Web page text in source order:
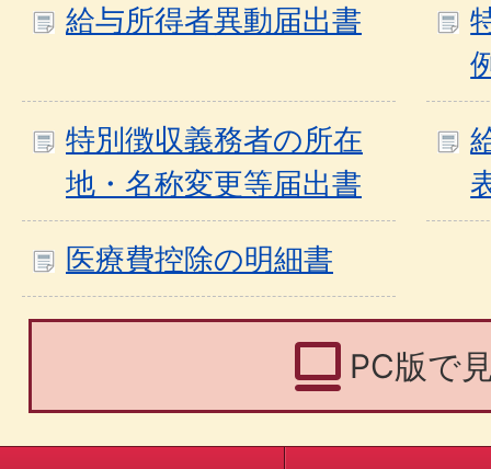
給与所得者異動届出書
特別徴収義務者の所在
地・名称変更等届出書
医療費控除の明細書
PC版で